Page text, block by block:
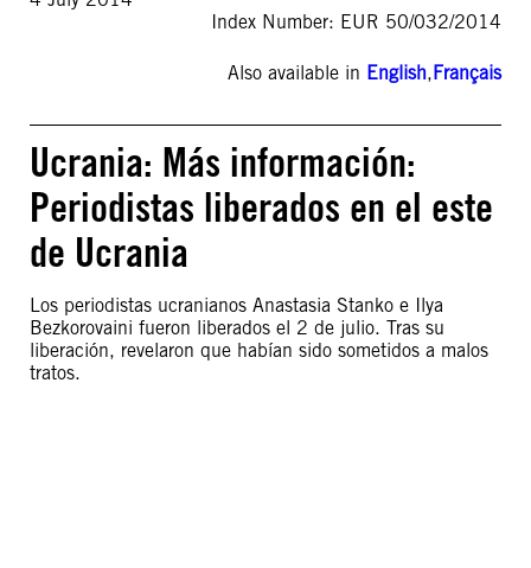
Index Number: EUR 50/032/2014
Also available in English,Français
Ucrania: Más información:
Periodistas liberados en el este
de Ucrania
Los periodistas ucranianos Anastasia Stanko e Ilya
Bezkorovaini fueron liberados el 2 de julio. Tras su
liberación, revelaron que habían sido sometidos a malos
tratos.